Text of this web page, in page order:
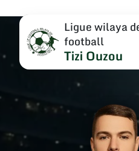
Ligue wilaya
football
Tizi Ouzou